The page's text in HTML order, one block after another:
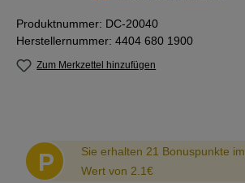
Produktnummer: DC-20040
Herstellernummer: 4404 680 1900
Zum Merkzettel hinzufügen
P
Sie erhalten 21 Bonuspunkte im
Wert von 2.1€